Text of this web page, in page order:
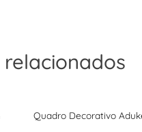
Quadro Decorativo